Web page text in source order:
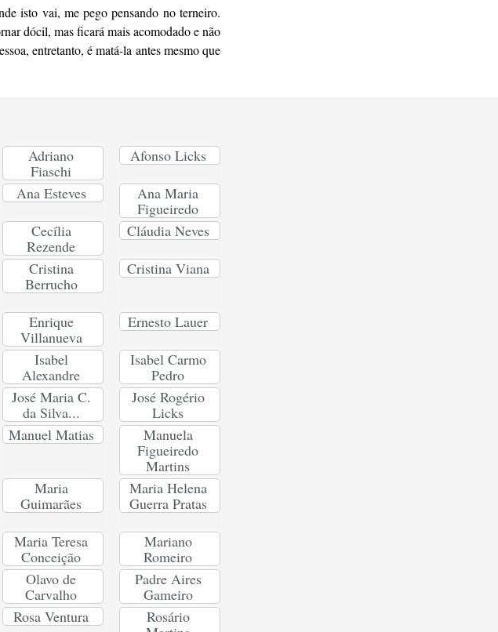
isto vai, me pego pensando no terneiro.
dócil, mas ficará mais acomodado e não
entretanto, é matá-la antes mesmo que
Adriano
Fiaschi
Afonso Licks
Ana Esteves
Ana Maria
Figueiredo
Cecília
Rezende
Cláudia Neves
Cristina
Berrucho
Cristina Viana
Enrique
Villanueva
Ernesto Lauer
Isabel
Alexandre
Isabel Carmo
Pedro
José Maria C.
da Silva...
José Rogério
Licks
Manuel Matias
Manuela
Figueiredo
Martins
Maria
Guimarães
Maria Helena
Guerra Pratas
Maria Teresa
Conceição
Mariano
Romeiro
Olavo de
Carvalho
Padre Aires
Gameiro
Rosa Ventura
Rosário